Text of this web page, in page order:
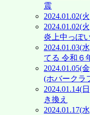
震
2024.01.02(
2024.01.02(
炎上中っぽ
2024.01.03(
てる 令和６
2024.01.05(
(ホバークラ
2024.01.14(
き換え
2024.01.17(